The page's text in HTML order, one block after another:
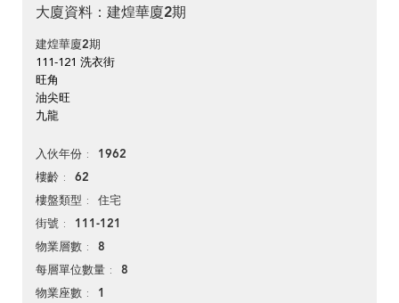
大廈資料：建煌華廈2期
建煌華廈2期
111-121 洗衣街
旺角
油尖旺
九龍
入伙年份 1962
樓齡 62
樓盤類型 住宅
街號 111-121
物業層數 8
每層單位數量 8
物業座數 1